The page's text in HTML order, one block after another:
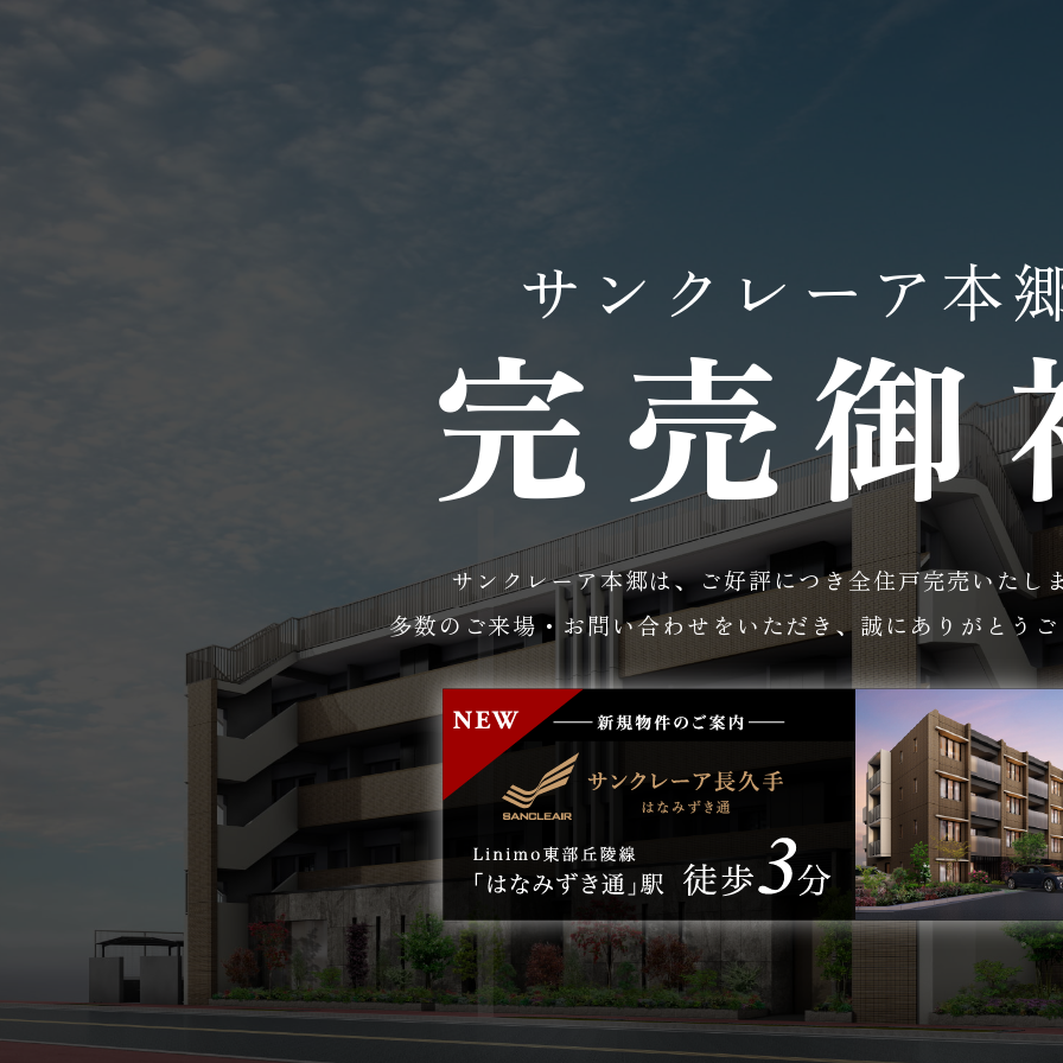
サンクレーア本
完売御
サンクレーア本郷は、ご好評につき全住戸完売いたし
多数のご来場・お問い合わせをいただき、誠にありがとう